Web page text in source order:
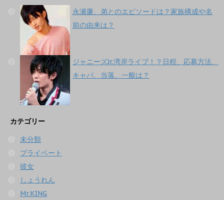
永瀬廉、弟とのエピソードは？家族構成や名
前の由来は？
ジャニーズJr.湾岸ライブ！？日程、応募方法、
キャパ、当落、一般は？
カテゴリー
未分類
プライベート
彼女
しょうれん
Mr.KING